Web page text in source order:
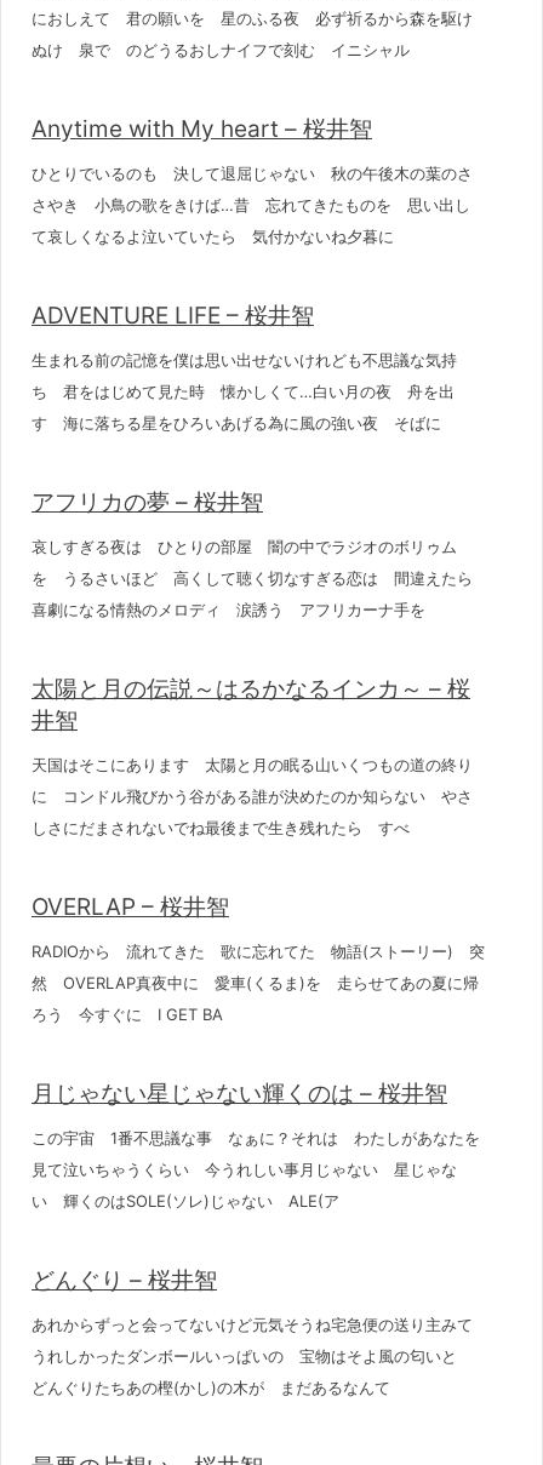
におしえて 君の願いを 星のふる夜 必ず祈るから森を駆け
ぬけ 泉で のどうるおしナイフで刻む イニシャル
Anytime with My heart – 桜井智
ひとりでいるのも 決して退屈じゃない 秋の午後木の葉のさ
さやき 小鳥の歌をきけば…昔 忘れてきたものを 思い出し
て哀しくなるよ泣いていたら 気付かないね夕暮に
ADVENTURE LIFE – 桜井智
生まれる前の記憶を僕は思い出せないけれども不思議な気持
ち 君をはじめて見た時 懐かしくて…白い月の夜 舟を出
す 海に落ちる星をひろいあげる為に風の強い夜 そばに
アフリカの夢 – 桜井智
哀しすぎる夜は ひとりの部屋 闇の中でラジオのボリゥム
を うるさいほど 高くして聴く切なすぎる恋は 間違えたら
喜劇になる情熱のメロディ 涙誘う アフリカーナ手を
太陽と月の伝説～はるかなるインカ～ – 桜
井智
天国はそこにあります 太陽と月の眠る山いくつもの道の終り
に コンドル飛びかう谷がある誰が決めたのか知らない やさ
しさにだまされないでね最後まで生き残れたら すべ
OVERLAP – 桜井智
RADIOから 流れてきた 歌に忘れてた 物語(ストーリー) 突
然 OVERLAP真夜中に 愛車(くるま)を 走らせてあの夏に帰
ろう 今すぐに I GET BA
月じゃない星じゃない輝くのは – 桜井智
この宇宙 1番不思議な事 なぁに？それは わたしがあなたを
見て泣いちゃうくらい 今うれしい事月じゃない 星じゃな
い 輝くのはSOLE(ソレ)じゃない ALE(ア
どんぐり – 桜井智
あれからずっと会ってないけど元気そうね宅急便の送り主みて
うれしかったダンボールいっぱいの 宝物はそよ風の匂いと
どんぐりたちあの樫(かし)の木が まだあるなんて